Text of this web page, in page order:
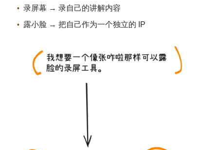
录屏幕 → 录自己的讲解内容
露小脸 → 把自己作为一个独立的 IP